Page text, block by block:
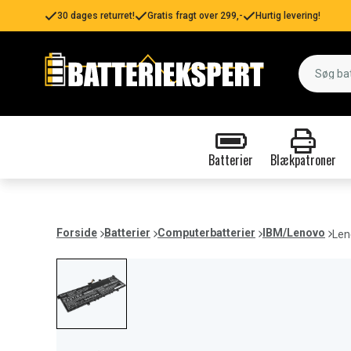
30 dages returret! Gratis fragt over 299,- Hurtig levering!
Batterier Blækpatroner
Forside Batterier Computerbatterier IBM/Lenovo